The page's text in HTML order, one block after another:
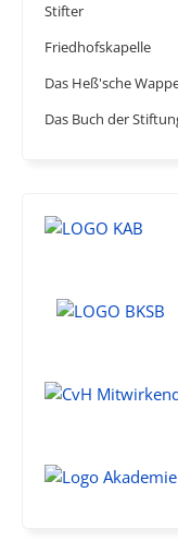
Stifter
Friedhofskapelle
Das Heß'sche
Das Buch der